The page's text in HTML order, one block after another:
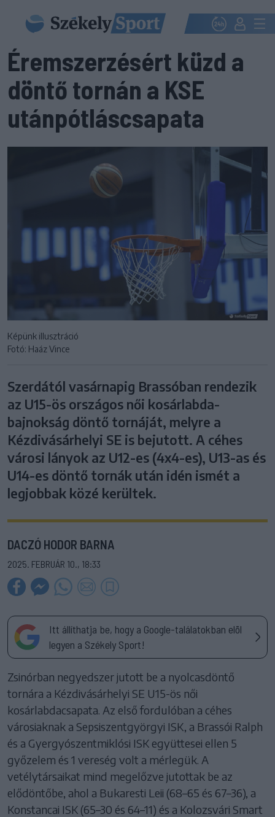
Éremszerzésért küzd a
döntő tornán a KSE
utánpótláscsapata
Képünk illusztráció
Fotó: Haáz Vince
Szerdától vasárnapig Brassóban rendezik
az U15-ös országos női kosárlabda-
bajnokság döntő tornáját, melyre a
Kézdivásárhelyi SE is bejutott. A céhes
városi lányok az U12-es (4x4-es), U13-as és
U14-es döntő tornák után idén ismét a
legjobbak közé kerültek.
DACZÓ HODOR BARNA
2025. FEBRUÁR 10., 18:33
Itt állíthatja be, hogy a Google-találatokban elöl
legyen a Székely Sport!
Zsinórban negyedszer jutott be a nyolcasdöntő
tornára a Kézdivásárhelyi SE U15-ös női
kosárlabdacsapata. Az első fordulóban a céhes
városiaknak a Sepsiszentgyörgyi ISK, a Brassói Ralph
és a Gyergyószentmiklósi ISK együttesei ellen 5
győzelem és 1 vereség volt a mérlegük. A
vetélytársaikat mind megelőzve jutottak be az
elődöntőbe, ahol a Bukaresti Leii (68–65 és 67–36), a
Konstancai ISK (65–30 és 64–11) és a Kolozsvári Smart